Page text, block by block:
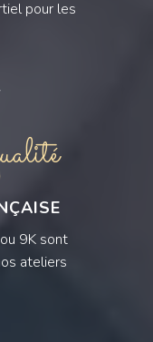
pour les
9K sont
ateliers